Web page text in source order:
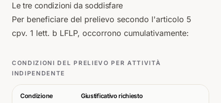
Le tre condizioni da soddisfare
Per beneficiare del prelievo secondo l'articolo 5
cpv. 1 lett. b LFLP, occorrono cumulativamente:
CONDIZIONI DEL PRELIEVO PER ATTIVITÀ
INDIPENDENTE
Condizione Giustificativo richiesto